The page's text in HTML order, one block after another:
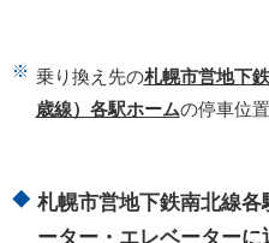
乗り換え先の札幌市営地下
歳線）各駅ホームの停車位
札幌市営地下鉄南北線
ーター・エレベーターに